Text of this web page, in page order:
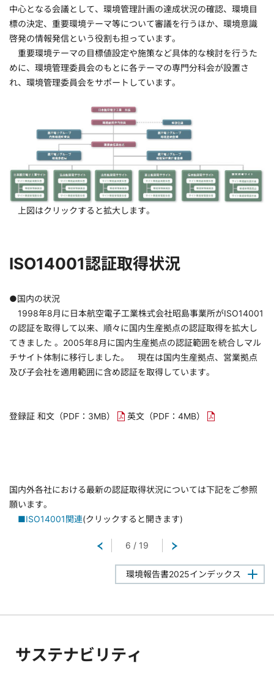
中心となる会議として、環境管理計画の達成状況の確認、環境目
標の決定、重要環境テーマ等について審議を行うほか、環境意識
啓発の情報発信という役割も担っています。
重要環境テーマの目標値設定や施策など具体的な検討を行うた
めに、環境管理委員会のもとに各テーマの専門分科会が設置さ
れ、環境管理委員会をサポートしています。
上図はクリックすると拡大します。
ISO14001認証取得状況
●国内の状況
1998年8月に日本航空電子工業株式会社昭島事業所がISO14001
の認証を取得して以来、順々に国内生産拠点の認証取得を拡大し
てきました 。2005年8月に国内生産拠点の認証範囲を統合しマル
チサイト体制に移行しました。 現在は国内生産拠点、営業拠点
及び子会社を適用範囲に含め認証を取得しています。
登録証 和文 （PDF：3MB） 英文 （PDF：4MB）
国内外各社における最新の認証取得状況については下記をご参照
願います。
■ISO14001関連(クリックすると開きます)
戻る6 / 19
環境報告書2025インデックス
サステナビリティ